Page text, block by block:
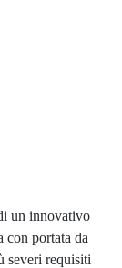
un innovativo
con portata da
severi requisiti